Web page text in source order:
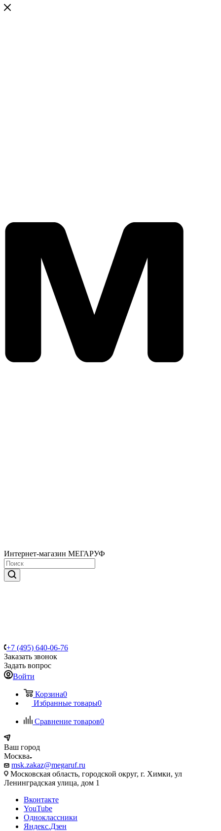
Интернет-магазин МЕГАРУФ
+7 (495) 640-06-76
Заказать звонок
Задать вопрос
Войти
Корзина0
Избранные товары0
Сравнение товаров0
Ваш город
Москва
msk.zakaz@megaruf.ru
Московская область, городской округ, г. Химки, ул
Ленинградская улица, дом 1
Вконтакте
YouTube
Одноклассники
Яндекс.Дзен